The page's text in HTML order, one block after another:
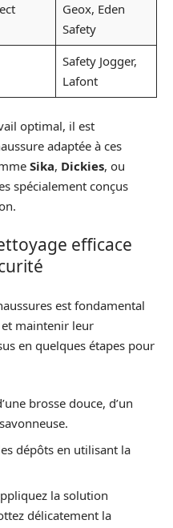
Geox, Eden
Safety
Safety Jogger,
Lafont
optimal, il est
adaptée à ces
Sika, Dickies, ou
spécialement conçus
efficace
est fondamental
maintenir leur
en quelques étapes pour
brosse douce, d’un
dépôts en utilisant la
la solution
délicatement la